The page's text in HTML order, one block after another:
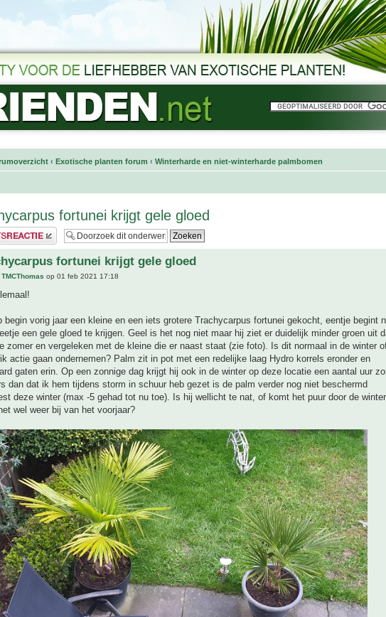
‹ Exotische planten forum ‹ Winterharde en niet-winterharde palmbomen
fortunei krijgt gele gloed
reactie
fortunei krijgt gele gloed
TMCThomas op 01 feb 2021 17:18
begin vorig jaar een kleine en een iets grotere Trachycarpus fortunei gekocht, eentje begint
een gele gloed te krijgen. Geel is het nog niet maar hij ziet er duidelijk minder groen uit
zomer en vergeleken met de kleine die er naast staat (zie foto). Is dit normaal in de winter
actie gaan ondernemen? Palm zit in pot met een redelijke laag Hydro korrels eronder en
gaten erin. Op een zonnige dag krijgt hij ook in de winter op deze locatie een aantal uur
dan dat ik hem tijdens storm in schuur heb gezet is de palm verder nog niet beschermd
deze winter (max -5 gehad tot nu toe). Is hij wellicht te nat, of komt het puur door de
wel weer bij van het voorjaar?